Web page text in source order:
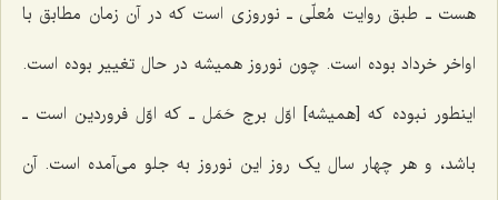
هست ـ طبق روایت مُعلّی ـ نوروزی است که در آن زمان مطابق با
اواخر خرداد بوده است. چون نوروز همیشه در حال تغییر بوده است.
اینطور نبوده که [همیشه] اوّل برج حَمَل ـ که اوّل فروردین است ـ
باشد، و هر چهار سال یک روز این نوروز به جلو می‌آمده است. آن